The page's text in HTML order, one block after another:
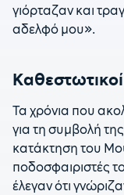
γιόρταζαν και
αδελφό μου».
Τα χρόνια που
για τη συμβολή της
κατάκτηση του
ποδοσφαιριστές
έλεγαν ότι